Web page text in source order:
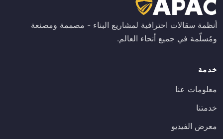
أنظمة سقالات احترافية لمشاريع البناء - مصممة ومصنعة
ومُسلّمة في جميع أنحاء العالم.
خدمة
معلومات عنا
خدمتنا
معرض الفيديو